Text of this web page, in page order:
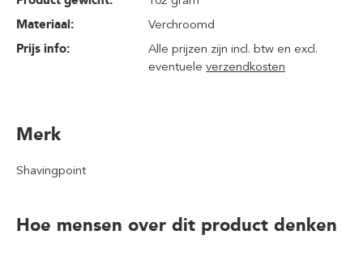
Materiaal:
Verchroomd
Prijs info:
Alle prijzen zijn incl. btw en excl.
eventueleverzendkosten
Merk
Shavingpoint
Hoe mensen over dit product denken